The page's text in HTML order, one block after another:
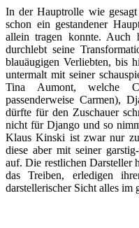
In der Hauptrolle wie
schon ein gestandener
allein tragen konnte. Auch
durchlebt seine
blauäugigen Verliebten, bis
untermalt mit seiner
Tina Aumont, welche
passenderweise Carmen),
dürfte für den Zuschauer
nicht für Django und so
Klaus Kinski ist zwar nur
diese aber mit seiner
auf. Die restlichen Darsteller
das Treiben, erledigen
darstellerischer Sicht alles im